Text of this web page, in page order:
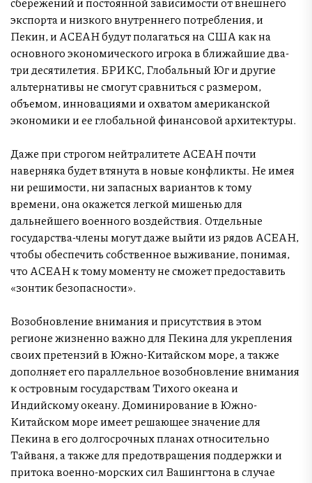
экспорта и низкого внутреннего потребления, и
Пекин, и АСЕАН будут полагаться на США как на
основного экономического игрока в ближайшие два-
три десятилетия. БРИКС, Глобальный Юг и другие
альтернативы не смогут сравниться с размером,
объемом, инновациями и охватом американской
экономики и ее глобальной финансовой архитектуры.
Даже при строгом нейтралитете АСЕАН почти
наверняка будет втянута в новые конфликты. Не имея
ни решимости, ни запасных вариантов к тому
времени, она окажется легкой мишенью для
дальнейшего военного воздействия. Отдельные
государства-члены могут даже выйти из рядов АСЕАН,
чтобы обеспечить собственное выживание, понимая,
что АСЕАН к тому моменту не сможет предоставить
«зонтик безопасности».
Возобновление внимания и присутствия в этом
регионе жизненно важно для Пекина для укрепления
своих претензий в Южно-Китайском море, а также
дополняет его параллельное возобновление внимания
к островным государствам Тихого океана и
Индийскому океану. Доминирование в Южно-
Китайском море имеет решающее значение для
Пекина в его долгосрочных планах относительно
Тайваня, а также для предотвращения поддержки и
притока военно-морских сил Вашингтона в случае